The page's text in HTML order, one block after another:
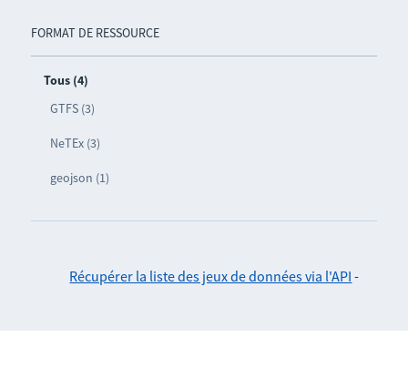
FORMAT DE RESSOURCE
Tous (4)
GTFS (3)
NeTEx (3)
geojson (1)
Récupérer la liste des jeux de données via l'API -